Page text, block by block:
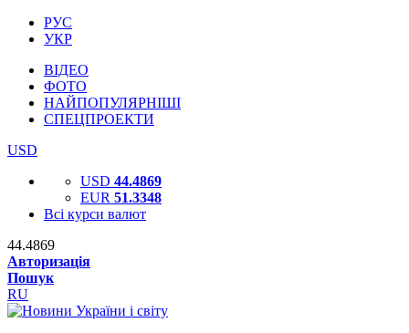
РУС
УКР
ВІДЕО
ФОТО
НАЙПОПУЛЯРНІШІ
СПЕЦПРОЕКТИ
USD
USD 44.4869
EUR 51.3348
Всі курси валют
44.4869
Авторизація
Пошук
RU